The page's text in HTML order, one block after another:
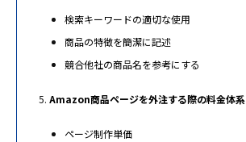
検索キーワードの適切な使用
商品の特徴を簡潔に記述
競合他社の商品名を参考にする
Amazon商品ページを外注する際の料金体系
ページ制作単価